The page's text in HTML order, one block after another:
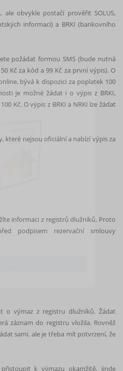
ale obvykle postačí prověřit SOLUS,
informací) a BRKI (bankovního
požádat formou SMS (bude nutná
Kč za kód a 99 Kč za první výpis). O
bývá k dispozici za poplatek 100
je možné žádat i o výpis z BRKI,
Kč. O výpis z BRKI a NRKI lze žádat
které nejsou oficiální a nabízí výpis za
informaci z registrů dlužníků. Proto
podpisem rezervační smlouvy
o výmaz z registru dlužníků. Žádat
záznam do registru vložila. Rovněž
sami, ale je třeba mít potvrzení, že
k výmazu okamžitě, jinde
SI ZDARMA
nemovitosti